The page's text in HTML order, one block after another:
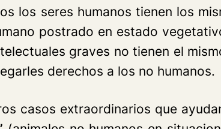
los seres humanos tienen los
postrado en estado
graves no tienen el
derechos a los no humanos.
casos extraordinarios que